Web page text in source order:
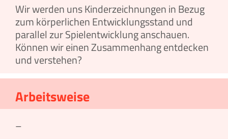
Wir werden uns Kinderzeichnungen in Bezug
zum körperlichen Entwicklungsstand und
parallel zur Spielentwicklung anschauen.
Können wir einen Zusammenhang entdecken
und verstehen?
Arbeitsweise
–